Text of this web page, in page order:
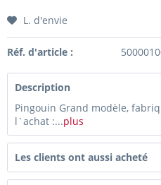
L. d'envie
Réf. d'article :
Description
Pingouin Grand modèle,
l`achat :...plus
Les clients ont aussi acheté